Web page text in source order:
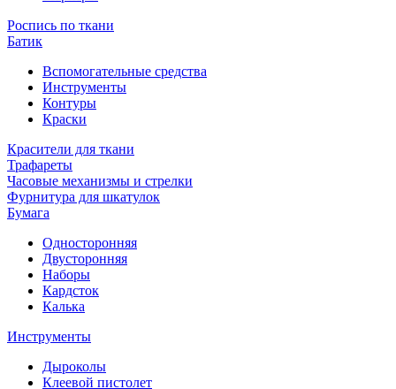
Роспись по ткани
Батик
Вспомогательные средства
Инструменты
Контуры
Краски
Красители для ткани
Трафареты
Часовые механизмы и стрелки
Фурнитура для шкатулок
Бумага
Односторонняя
Двусторонняя
Наборы
Кардсток
Калька
Инструменты
Дыроколы
Клеевой пистолет